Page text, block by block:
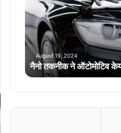
नी
क
ने
ऑ
मो
टि
य
August 19, 2024
नैनो तकनीक ने ऑटोमोटिव